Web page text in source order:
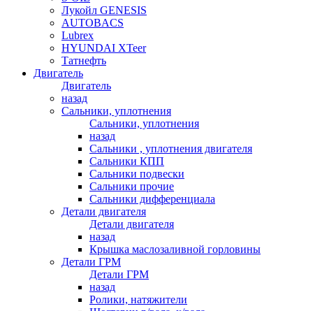
Лукойл GENESIS
AUTOBACS
Lubrex
HYUNDAI XTeer
Татнефть
Двигатель
Двигатель
назад
Сальники, уплотнения
Сальники, уплотнения
назад
Сальники , уплотнения двигателя
Сальники КПП
Сальники подвески
Сальники прочие
Сальники дифференциала
Детали двигателя
Детали двигателя
назад
Крышка маслозаливной горловины
Детали ГРМ
Детали ГРМ
назад
Ролики, натяжители